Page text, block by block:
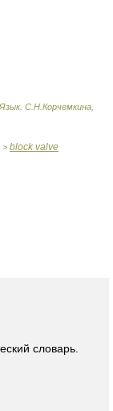
. С.Н.Корчемкина,
> block valve
словарь.